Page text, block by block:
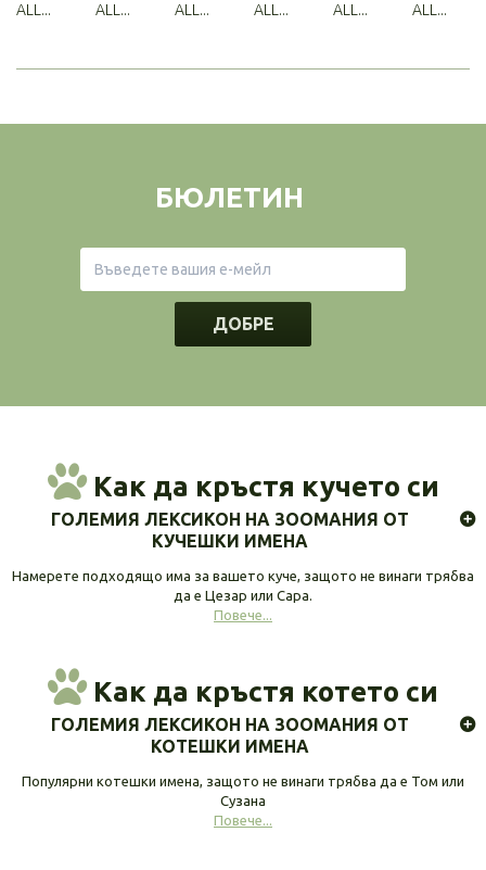
ALL...
ALL...
ALL...
ALL...
ALL...
ALL...
БЮЛЕТИН
ДОБРЕ
Как да кръстя кучето си
ГОЛЕМИЯ ЛЕКСИКОН НА ЗООМАНИЯ ОТ
КУЧЕШКИ ИМЕНА
Намерете подходящо има за вашето куче, защото не винаги трябва
да е Цезар или Сара.
Повече...
Как да кръстя котето си
ГОЛЕМИЯ ЛЕКСИКОН НА ЗООМАНИЯ ОТ
КОТЕШКИ ИМЕНА
Популярни котешки имена, защото не винаги трябва да е Том или
Сузана
Повече...